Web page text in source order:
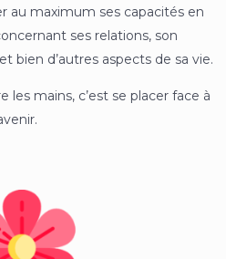
au maximum ses capacités en
ses relations, son
bien d’autres aspects de sa vie.
les mains, c’est se placer face à